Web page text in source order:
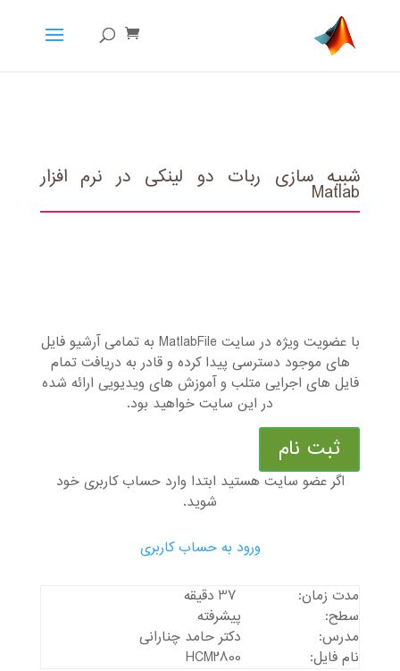
شبیه سازی ربات دو لینکی در نرم افزار
Matlab
با عضویت ویژه در سایت MatlabFile به تمامی آرشیو فایل
های موجود دسترسی پیدا کرده و قادر به دریافت تمام
فایل های اجرایی متلب و آموزش های ویدیویی ارائه شده
در این سایت خواهید بود.
ثبت نام
اگر عضو سایت هستید ابتدا وارد حساب کاربری خود
شوید.
ورود به حساب کاربری
مدت زمان:
سطح:
پیشرفته
مدرس:
دکتر حامد چنارانی
نام فایل:
HCM2800